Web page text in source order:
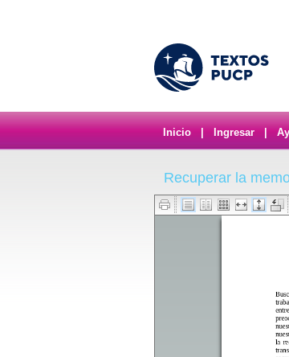
Inicio Ingresar
Recuperar la